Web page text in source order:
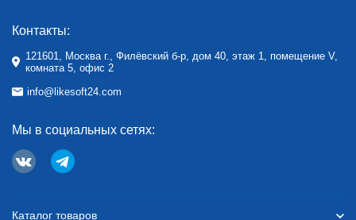
Контакты:
121601, Москва г., Филёвский б-р, дом 40, этаж 1, помещение V,
комната 5, офис 2
info@likesoft24.com
Мы в социальных сетях:
Каталог товаров